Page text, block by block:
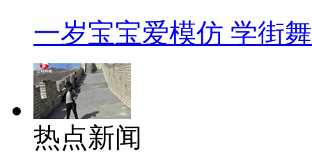
一岁宝宝爱模仿 学街
热点新闻